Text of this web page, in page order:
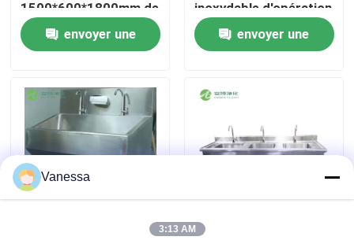
Contactez-nous
Nouvelles
Cas
Théâtre modulaire d'opération
Pièce propre modulaire
1500*600*1800mm de
lavabo de main
envoyer une
inoxydable d'opération
d'atelier avec des
trous taraudés
envoyer une
Évier médical en acier Des éviers
Vanessa
3:13 AM